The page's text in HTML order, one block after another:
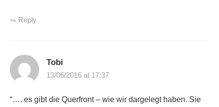
Reply
Tobi
13/06/2016 at 17:37
“…. es gibt die Querfront – wie wir dargelegt haben. Sie